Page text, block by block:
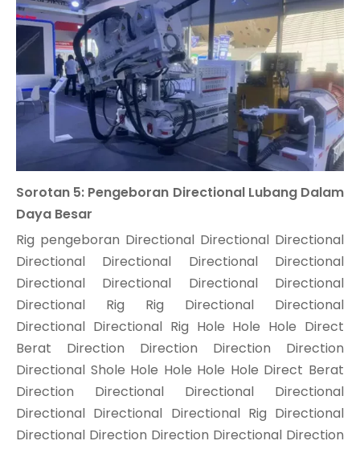
Sorotan 5: Pengeboran Directional Lubang Dalam
Daya Besar
Rig pengeboran Directional Directional Directional
Directional Directional Directional Directional
Directional Directional Directional Directional
Directional Rig Rig Directional Directional
Directional Directional Rig Hole Hole Hole Direct
Berat Direction Direction Direction Direction
Directional Shole Hole Hole Hole Hole Direct Berat
Direction Directional Directional Directional
Directional Directional Directional Rig Directional
Directional Direction Direction Directional Direction